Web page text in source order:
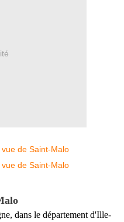
dans le département d'Ille-